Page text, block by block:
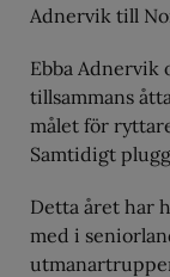
Adnervik till
Ebba Adnervik
tillsammans
målet för
Samtidigt
Detta året har
med i